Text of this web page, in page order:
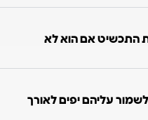
התכשיט אם הוא לא
עליהם יפים לאורך